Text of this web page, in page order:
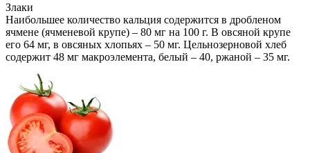
Злаки
Наибольшее количество кальция содержится в дробленом
ячмене (ячменевой крупе) – 80 мг на 100 г. В овсяной крупе
его 64 мг, в овсяных хлопьях – 50 мг. Цельнозерновой хлеб
содержит 48 мг макроэлемента, белый – 40, ржаной – 35 мг.